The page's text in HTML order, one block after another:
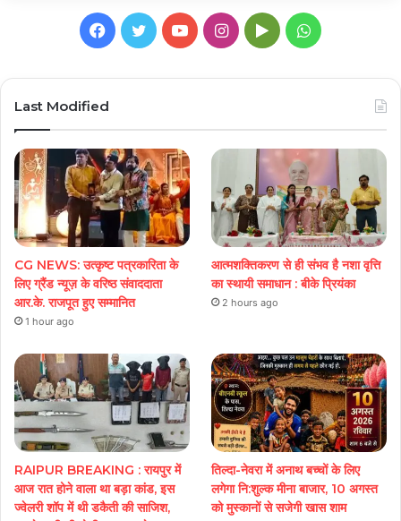
Facebook
TwitterYouTubeInstagram
GoogleWhatsApp
Last Modified
CG NEWS: उत्कृष्ट पत्रकारिता के
लिए ग्रैंड न्यूज़ के वरिष्ठ संवाददाता
आर.के. राजपूत हुए सम्मानित
1 hour ago
आत्मशक्तिकरण से ही संभव है नशा वृत्ति
का स्थायी समाधान : बीके प्रियंका
2 hours ago
RAIPUR BREAKING : रायपुर में
आज रात होने वाला था बड़ा कांड, इस
ज्वेलरी शॉप में थी डकैती की साजिश,
तिल्दा-नेवरा में अनाथ बच्चों के लिए
लगेगा नि:शुल्क मीना बाजार, 10 अगस्त
को मुस्कानों से सजेगी खास शाम